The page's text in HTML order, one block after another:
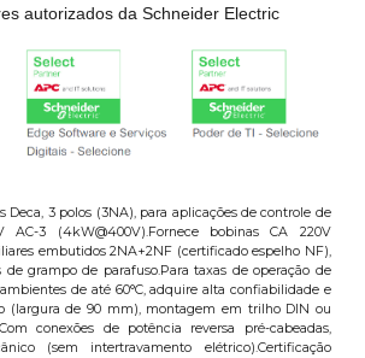
autorizados da Schneider Electric
Deca, 3 polos (3NA), para aplicações de controle de
AC-3 (4kW@400V).Fornece bobinas CA 220V
embutidos 2NA+2NF (certificado espelho NF),
grampo de parafuso.Para taxas de operação de
de até 60°C, adquire alta confiabilidade e
(largura de 90 mm), montagem em trilho DIN ou
conexões de potência reversa pré-cabeadas,
(sem intertravamento elétrico).Certificação